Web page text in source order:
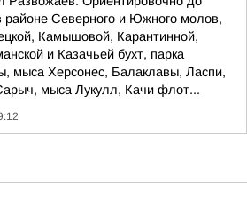
районе Северного и Южного молов,
Камышовой, Карантинной,
и Казачьей бухт, парка
мыса Херсонес, Балаклавы, Ласпи,
мыса Лукулл, Качи флот...